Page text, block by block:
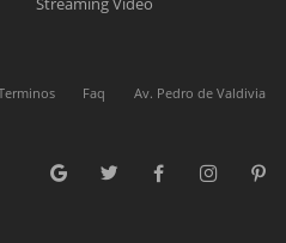
Faq
Av. Pedro de Valdivia